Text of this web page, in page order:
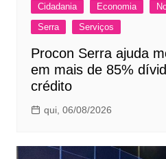
Cidadania Economia
Serra
Serviços
Procon Serra ajuda
em mais de 85%
crédito
qui, 06/08/2026